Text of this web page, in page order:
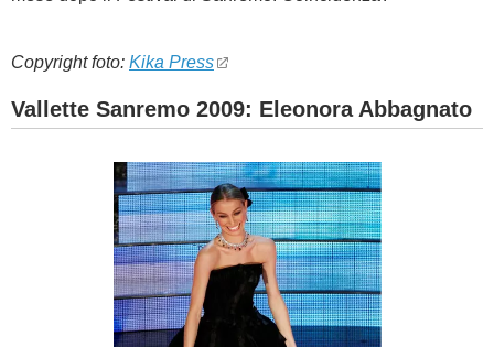
Copyright foto: Kika Press
Vallette Sanremo 2009: Eleonora Abbagnato